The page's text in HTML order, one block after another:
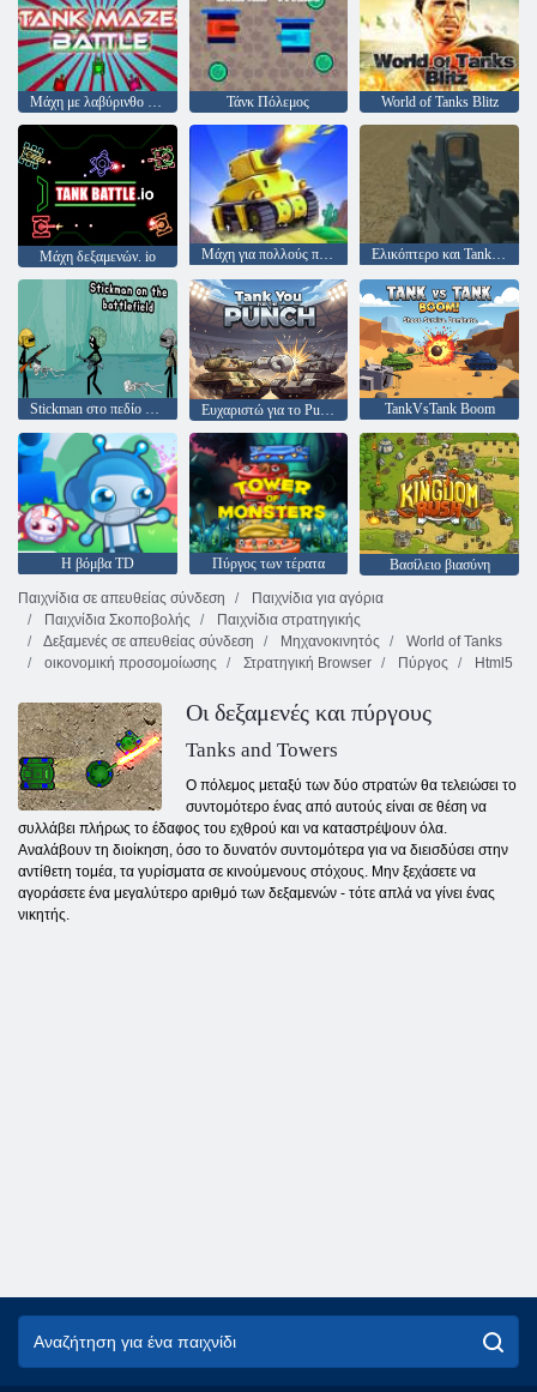
Μάχη με λαβύρινθο τανκ Τάνκ Πόλεμος World of Tanks Blitz
Μάχη δεξαμενών. io Μάχη για πολλούς παίκτες Ελικόπτερο και Tank Battle Desert Storm Multiplayer
Stickman στο πεδίο της μάχης Ευχαριστώ για το Punch TankVsTank Boom
Η βόμβα TD Πύργος των τέρατα
Βασίλειο βιασύνη
Παιχνίδια σε απευθείας σύνδεση
Παιχνίδια για αγόρια
Παιχνίδια Σκοποβολής
Παιχνίδια στρατηγικής
Δεξαμενές σε απευθείας σύνδεση
Μηχανοκινητός
World of Tanks
οικονομική προσομοίωσης
Στρατηγική Browser Πύργος Html5
Οι δεξαμενές και πύργους
Tanks and Towers
Ο πόλεμος μεταξύ των δύο στρατών θα τελειώσει το
συντομότερο ένας από αυτούς είναι σε θέση να
συλλάβει πλήρως το έδαφος του εχθρού και να καταστρέψουν όλα.
Αναλάβουν τη διοίκηση, όσο το δυνατόν συντομότερα για να διεισδύσει στην
αντίθετη τομέα, τα γυρίσματα σε κινούμενους στόχους. Μην ξεχάσετε να
αγοράσετε ένα μεγαλύτερο αριθμό των δεξαμενών - τότε απλά να γίνει ένας
νικητής.